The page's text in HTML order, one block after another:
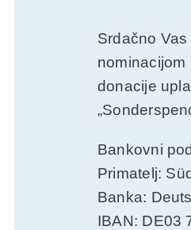
Srdačno
nominacijom
donacije
Bankovni
Primatelj:
Banka:
IBAN: DE03